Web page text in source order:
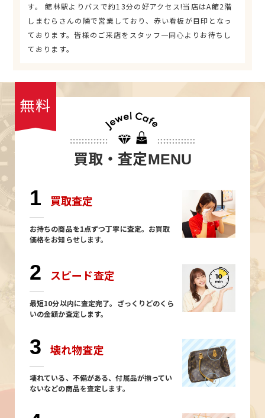
す。 館林駅よりバスで約13分の好アクセス!当店はA館2階
しまむらさんの隣で営業しており、赤い看板が目印となっ
ております。皆様のご来店をスタッフ一同心よりお待ちし
ております。
無料
買取・査定MENU
1 買取査定
お持ちの商品を1点ずつ丁寧に査定。お買取
価格をお知らせします。
2 スピード査定
最短10分以内に査定完了。ざっくりどのくら
いの金額か査定します。
3 壊れ物査定
壊れている、不備がある、付属品が揃ってい
ないなどの商品を査定します。